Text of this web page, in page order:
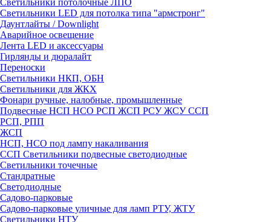
Светильники потолочные ЛПО
Светильники LED для потолка типа "армстронг"
Даунтлайты / Downlight
Аварийное освещение
Лента LED и аксессуары
Гирлянды и дюралайт
Переноски
Светильники НКП, ОБН
Светильники для ЖКХ
Фонари ручные, налобные, промышленные
Подвесные НСП НСО РСП ЖСП РСУ ЖСУ ССП
РСП, РПП
ЖСП
НСП, НСО под лампу накаливания
ССП Светильники подвесные светодиодные
Светильники точечные
Стандратные
Светодиодные
Садово-парковые
Садово-парковые уличные для ламп РТУ, ЖТУ
Светильники НТУ